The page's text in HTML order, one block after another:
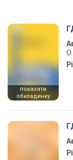
показати
обкладинку